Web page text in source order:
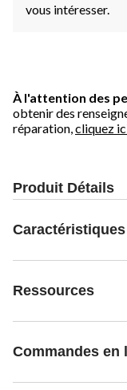
vous intéresser.
À l'attention des
obtenir des
réparation, cliquez
Produit Détails
Caractéristiques
Ressources
Commandes en